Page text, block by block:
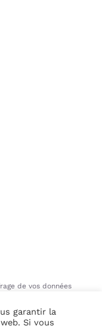
de vos données
garantir la
Si vous